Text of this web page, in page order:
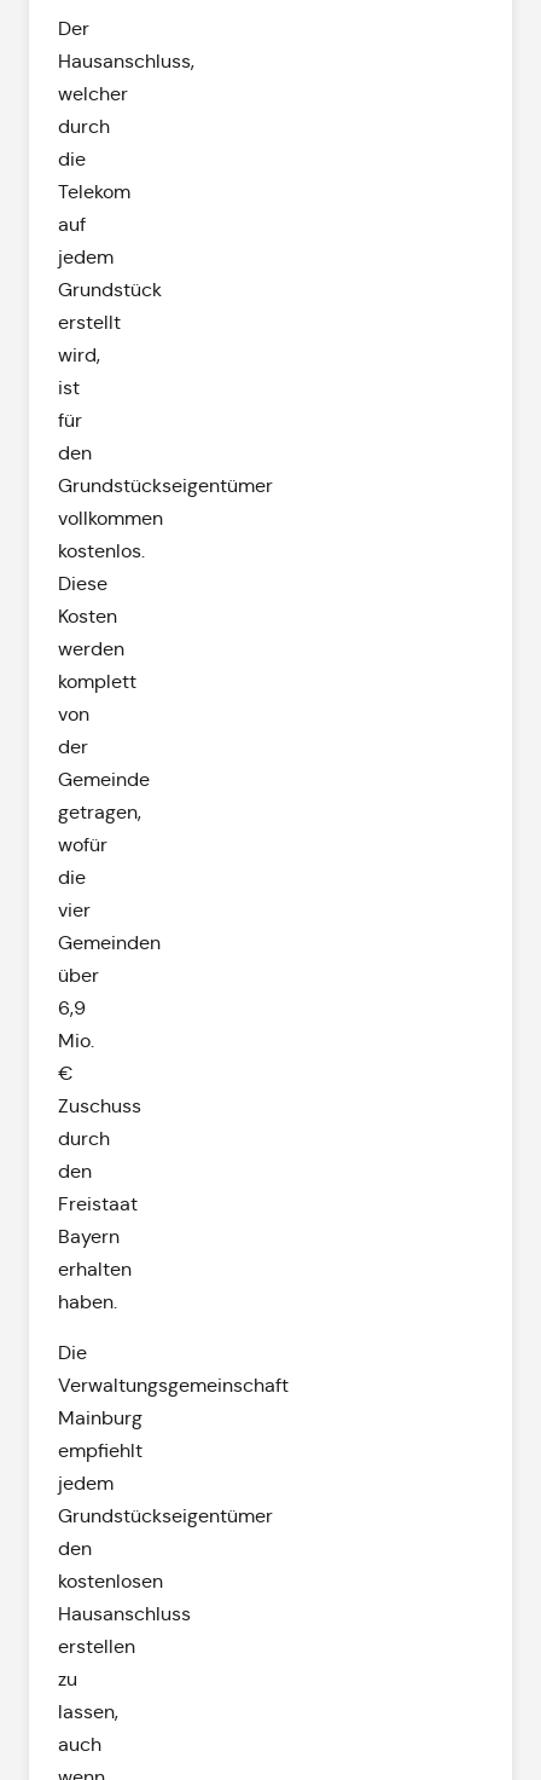
Der
Hausanschluss,
welcher
durch
die
Telekom
auf
jedem
Grundstück
erstellt
wird,
ist
für
den
Grundstückseigentümer
vollkommen
kostenlos.
Diese
Kosten
werden
komplett
von
der
Gemeinde
getragen,
wofür
die
vier
Gemeinden
über
6,9
Mio.
€
Zuschuss
durch
den
Freistaat
Bayern
erhalten
haben.
Die
Verwaltungsgemeinschaft
Mainburg
empfiehlt
jedem
Grundstückseigentümer
den
kostenlosen
Hausanschluss
erstellen
zu
lassen,
auch